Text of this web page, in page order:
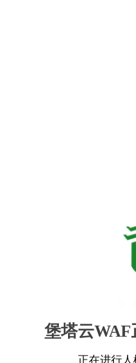
堡塔云WAF
正在进行